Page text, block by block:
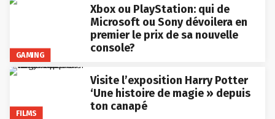
GAMING
Xbox ou PlayStation: qui de
Microsoft ou Sony dévoilera en
premier le prix de sa nouvelle
console?
FILMS
Visite l’exposition Harry Potter
‘Une histoire de magie » depuis
ton canapé